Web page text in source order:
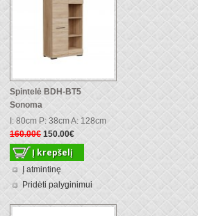
Spintelė BDH-BT5
Sonoma
I: 80cm P: 38cm A: 128cm
160.00€ 150.00€
Į atmintinę
Pridėti palyginimui